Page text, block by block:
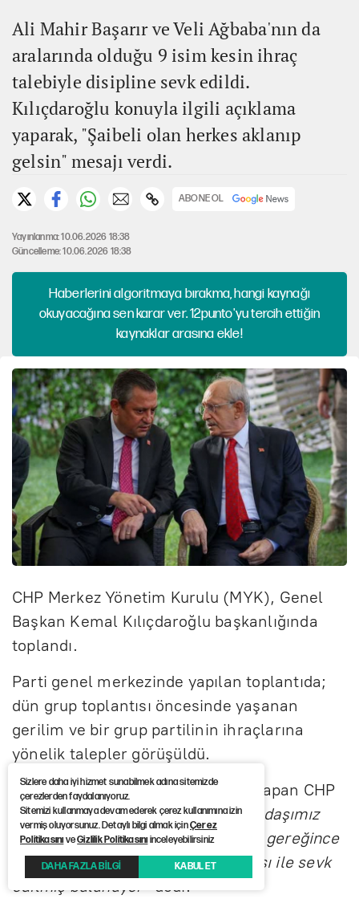
Ali Mahir Başarır ve Veli Ağbaba'nın da
aralarında olduğu 9 isim kesin ihraç
talebiyle disipline sevk edildi.
Kılıçdaroğlu konuyla ilgili açıklama
yaparak, "Şaibeli olan herkes aklanıp
gelsin" mesajı verdi.
ABONE OL
Yayınlanma: 10.06.2026 18:38
Güncelleme: 10.06.2026 18:38
Haberlerini algoritmaya bırakma, hangi kaynağı
okuyacağına sen karar ver. 12punto'yu tercih ettiğin
kaynaklar arasına ekle!
CHP Merkez Yönetim Kurulu (MYK), Genel
Başkan Kemal Kılıçdaroğlu başkanlığında
toplandı.
Parti genel merkezinde yapılan toplantıda;
dün grup toplantısı öncesinde yaşanan
gerilim ve bir grup partilinin ihraçlarına
yönelik talepler görüşüldü.
MYK toplantısı sonrası açıklama yapan CHP
Sözcüsü Müslim Sarı,"9 tane arkadaşımız
parti tüzüğümüzün ilgili maddeleri gereğince
tedbirli olarak kesin çıkarma cezası ile sevk
edilmiş bulunuyor"
dedi.
Sizlere daha iyi hizmet sunabilmek adına sitemizde
çerezlerden faydalanıyoruz.
Sitemizi kullanmaya devam ederek çerez kullanımına izin
vermiş oluyorsunuz. Detaylı bilgi almak içinÇerez
PolitikasınıveGizlilik Politikasınıinceleyebilirsiniz
DAHA FAZLA BİLGİ KABUL ET